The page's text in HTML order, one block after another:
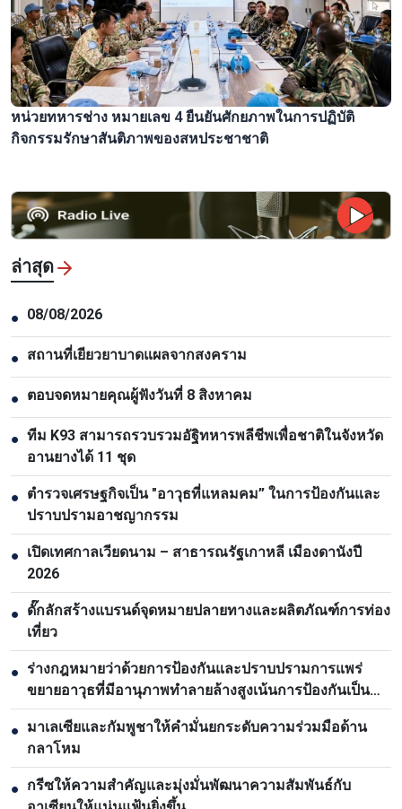
หน่วยทหารช่าง หมายเลข 4 ยืนยันศักยภาพในการปฏิบัติ
กิจกรรมรักษาสันติภาพของสหประชาชาติ
ล่าสุด
● 08/08/2026
● สถานที่เยียวยาบาดแผลจากสงคราม
● ตอบจดหมายคุณผู้ฟังวันที่ 8 สิงหาคม
● ทีม K93 สามารถรวบรวมอัฐิทหารพลีชีพเพื่อชาติในจังหวัด
อานยางได้ 11 ชุด
● ตำรวจเศรษฐกิจเป็น "อาวุธที่แหลมคม” ในการป้องกันและ
ปราบปรามอาชญากรรม
● เปิดเทศกาลเวียดนาม – สาธารณรัฐเกาหลี เมืองดานังปี
2026
● ดั๊กลักสร้างแบรนด์จุดหมายปลายทางและผลิตภัณฑ์การท่อง
เที่ยว
● ร่างกฎหมายว่าด้วยการป้องกันและปราบปรามการแพร่
ขยายอาวุธที่มีอานุภาพทำลายล้างสูงเน้นการป้องกันเป็น
หลัก
● มาเลเซียและกัมพูชาให้คำมั่นยกระดับความร่วมมือด้าน
กลาโหม
● กรีซให้ความสำคัญและมุ่งมั่นพัฒนาความสัมพันธ์กับ